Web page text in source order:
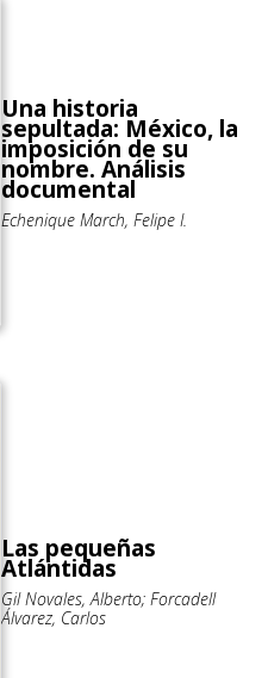
Una historia
sepultada: México, la
imposición de su
nombre. Análisis
documental
Echenique March, Felipe I.
Las pequeñas
Atlántidas
Gil Novales, Alberto; Forcadell
Álvarez, Carlos